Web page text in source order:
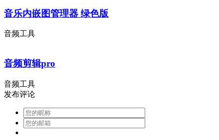
音乐内嵌图管理器 绿色版
音频工具
音频剪辑pro
音频工具
发布评论